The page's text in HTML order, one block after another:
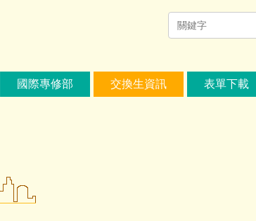
國際專修部 交換生資訊 表單下載